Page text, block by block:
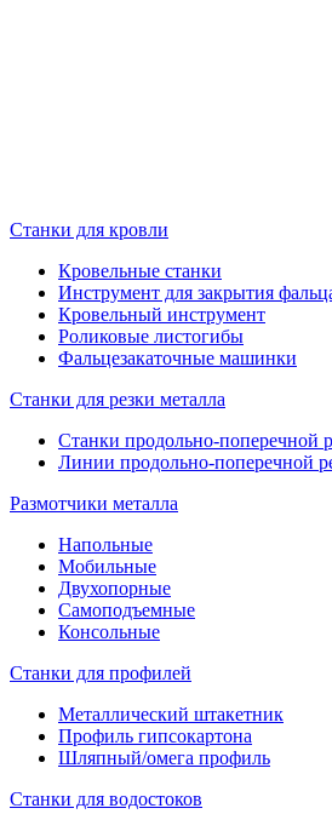
Станки для кровли
Кровельные станки
Инструмент для закрытия
Кровельный инструмент
Роликовые листогибы
Фальцезакаточные машинки
Станки для резки металла
Станки продольно-поперечной
Линии продольно-поперечной
Размотчики металла
Напольные
Мобильные
Двухопорные
Самоподъемные
Консольные
Станки для профилей
Металлический штакетник
Профиль гипсокартона
Шляпный/омега профиль
Станки для водостоков